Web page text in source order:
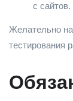
с сайтов.
Желательно
тестирования